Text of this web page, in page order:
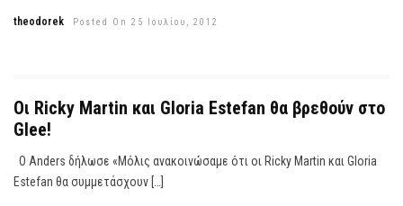
theodorek Posted On 25 Ιουλίου, 2012
Οι Ricky Martin και Gloria Estefan θα βρεθούν στο
Glee!
Ο Anders δήλωσε «Μόλις ανακοινώσαμε ότι οι Ricky Martin και Gloria
Estefan θα συμμετάσχουν […]